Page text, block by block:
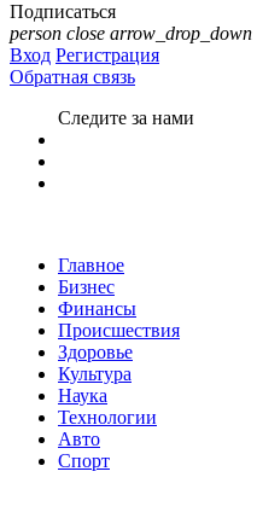
Подписаться
person close arrow_drop_down
Вход Регистрация
Обратная связь
Следите за нами
Главное
Бизнес
Финансы
Происшествия
Здоровье
Культура
Наука
Технологии
Авто
Спорт